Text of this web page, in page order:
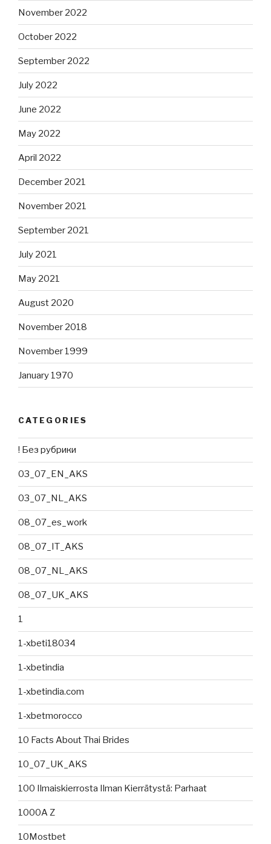
November 2022
October 2022
September 2022
July 2022
June 2022
May 2022
April 2022
December 2021
November 2021
September 2021
July 2021
May 2021
August 2020
November 2018
November 1999
January 1970
CATEGORIES
! Без рубрики
03_07_EN_AKS
03_07_NL_AKS
08_07_es_work
08_07_IT_AKS
08_07_NL_AKS
08_07_UK_AKS
1
1-xbeti18034
1-xbetindia
1-xbetindia.com
1-xbetmorocco
10 Facts About Thai Brides
10_07_UK_AKS
100 Ilmaiskierrosta Ilman Kierrätystä: Parhaat
1000A Z
10Mostbet